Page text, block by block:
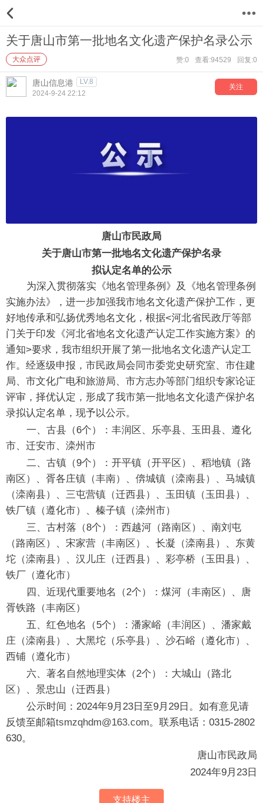
关于唐山市第一批地名文化遗产保护名录公示
大众点评 赞:0 查看:94529 回复:0
唐山信息港 LV.8
关注
2024-9-24 22:12
唐山市民政局
关于唐山市第一批地名文化遗产保护名录
拟认定名单的公示
为深入贯彻落实《地名管理条例》及《地名管理条例
实施办法》，进一步加强我市地名文化遗产保护工作，更
好地传承和弘扬优秀地名文化，根据<河北省民政厅等部
门关于印发《河北省地名文化遗产认定工作实施方案》的
通知>要求，我市组织开展了第一批地名文化遗产认定工
作。经逐级申报，市民政局会同市委党史研究室、市住建
局、市文化广电和旅游局、市方志办等部门组织专家论证
评审，择优认定，形成了我市第一批地名文化遗产保护名
录拟认定名单，现予以公示。
一、古县（6个）：丰润区、乐亭县、玉田县、遵化
市、迁安市、滦州市
二、古镇（9个）：开平镇（开平区）、稻地镇（路
南区）、胥各庄镇（丰南）、倴城镇（滦南县）、马城镇
（滦南县）、三屯营镇（迁西县）、玉田镇（玉田县）、
铁厂镇（遵化市）、榛子镇（滦州市）
三、古村落（8个）：西越河（路南区）、南刘屯
（路南区）、宋家营（丰南区）、长凝（滦南县）、东黄
坨（滦南县）、汉儿庄（迁西县）、彩亭桥（玉田县）、
铁厂（遵化市）
四、近现代重要地名（2个）：煤河（丰南区）、唐
胥铁路（丰南区）
五、红色地名（5个）：潘家峪（丰润区）、潘家戴
庄（滦南县）、大黑坨（乐亭县）、沙石峪（遵化市）、
西铺（遵化市）
六、著名自然地理实体（2个）：大城山（路北
区）、景忠山（迁西县）
公示时间：2024年9月23日至9月29日。如有意见请
反馈至邮箱tsmzqhdm@163.com。联系电话：0315-2802
630。
唐山市民政局
2024年9月23日
支持楼主